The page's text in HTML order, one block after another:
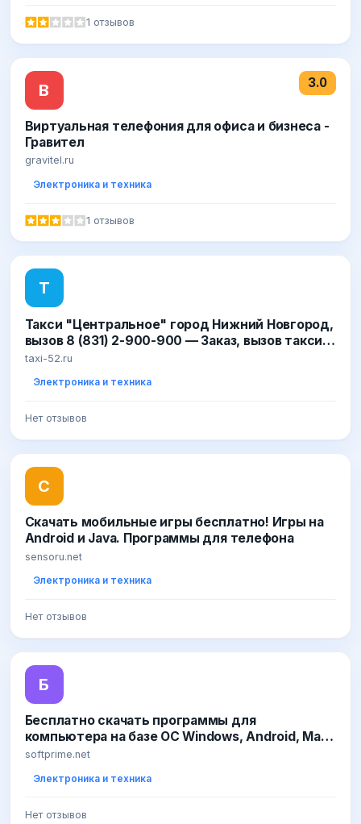
1 отзывов
В 3.0
Виртуальная телефония для офиса и бизнеса -
Гравител
gravitel.ru
Электроника и техника
1 отзывов
Т
Такси "Центральное" город Нижний Новгород,
вызов 8 (831) 2-900-900 — Заказ, вызов такси
город Нижний Новгород по телефону, через
taxi-52.ru
Электроника и техника
Нет отзывов
С
Скачать мобильные игры бесплатно! Игры на
Android и Java. Программы для телефона
sensoru.net
Электроника и техника
Нет отзывов
Б
Бесплатно скачать программы для
компьютера на базе ОС Windows, Android, Mac,
Linux
softprime.net
Электроника и техника
Нет отзывов